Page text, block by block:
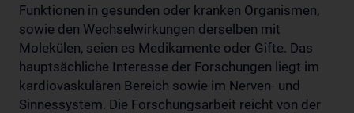
Funktionen in gesunden oder kranken Organismen,
sowie den Wechselwirkungen derselben mit
Molekülen, seien es Medikamente oder Gifte. Das
hauptsächliche Interesse der Forschungen liegt im
kardiovaskulären Bereich sowie im Nerven- und
Sinnessystem. Die Forschungsarbeit reicht von der